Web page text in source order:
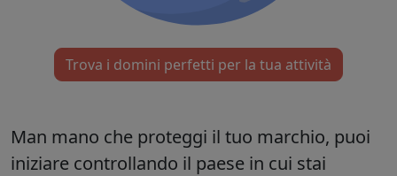
Trova i domini perfetti per la tua attività
Man mano che proteggi il tuo marchio, puoi
iniziare controllando il paese in cui stai